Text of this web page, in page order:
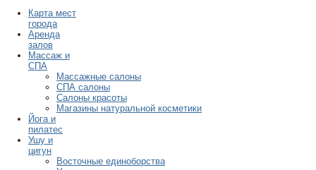
Карта мест
города
Аренда
залов
Массаж и
СПА
Массажные салоны
СПА салоны
Салоны красоты
Магазины натуральной косметики
Йога и
пилатес
Ушу и
цигун
Восточные единоборства